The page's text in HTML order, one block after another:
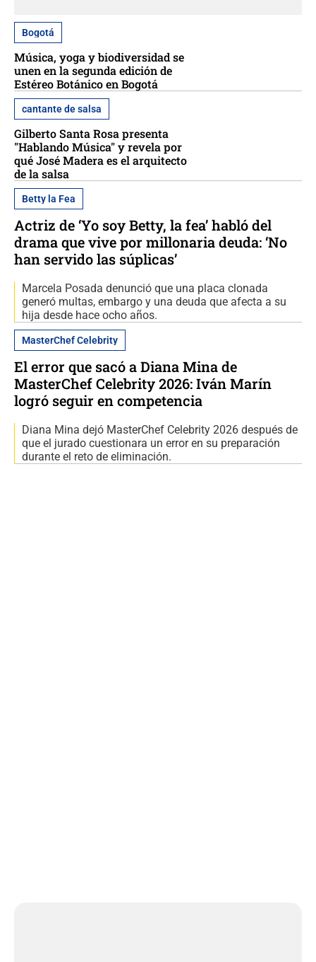
Bogotá
Música, yoga y biodiversidad se
unen en la segunda edición de
Estéreo Botánico en Bogotá
cantante de salsa
Gilberto Santa Rosa presenta
"Hablando Música" y revela por
qué José Madera es el arquitecto
de la salsa
Betty la Fea
Actriz de ‘Yo soy Betty, la fea’ habló del
drama que vive por millonaria deuda: ‘No
han servido las súplicas’
Marcela Posada denunció que una placa clonada
generó multas, embargo y una deuda que afecta a su
hija desde hace ocho años.
MasterChef Celebrity
El error que sacó a Diana Mina de
MasterChef Celebrity 2026: Iván Marín
logró seguir en competencia
Diana Mina dejó MasterChef Celebrity 2026 después de
que el jurado cuestionara un error en su preparación
durante el reto de eliminación.